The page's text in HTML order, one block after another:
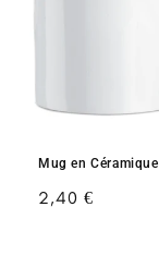
Mug en Céramique
Prix
2,40 €